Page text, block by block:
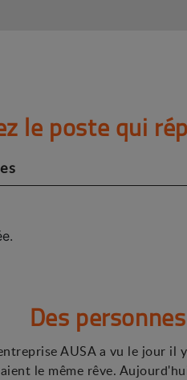
le poste qui
Des
AUSA a vu le jour il
le même rêve.